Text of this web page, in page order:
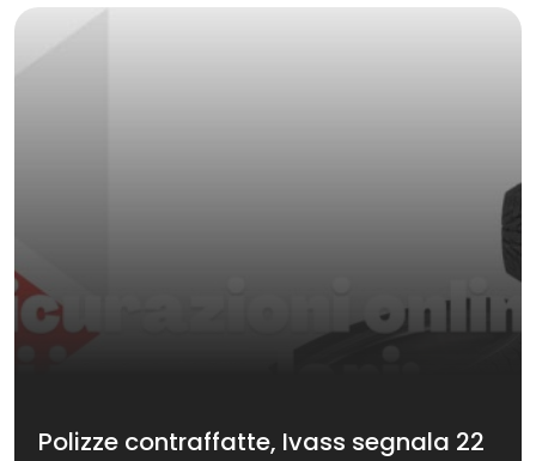
Polizze contraffatte, Ivass segnala 22